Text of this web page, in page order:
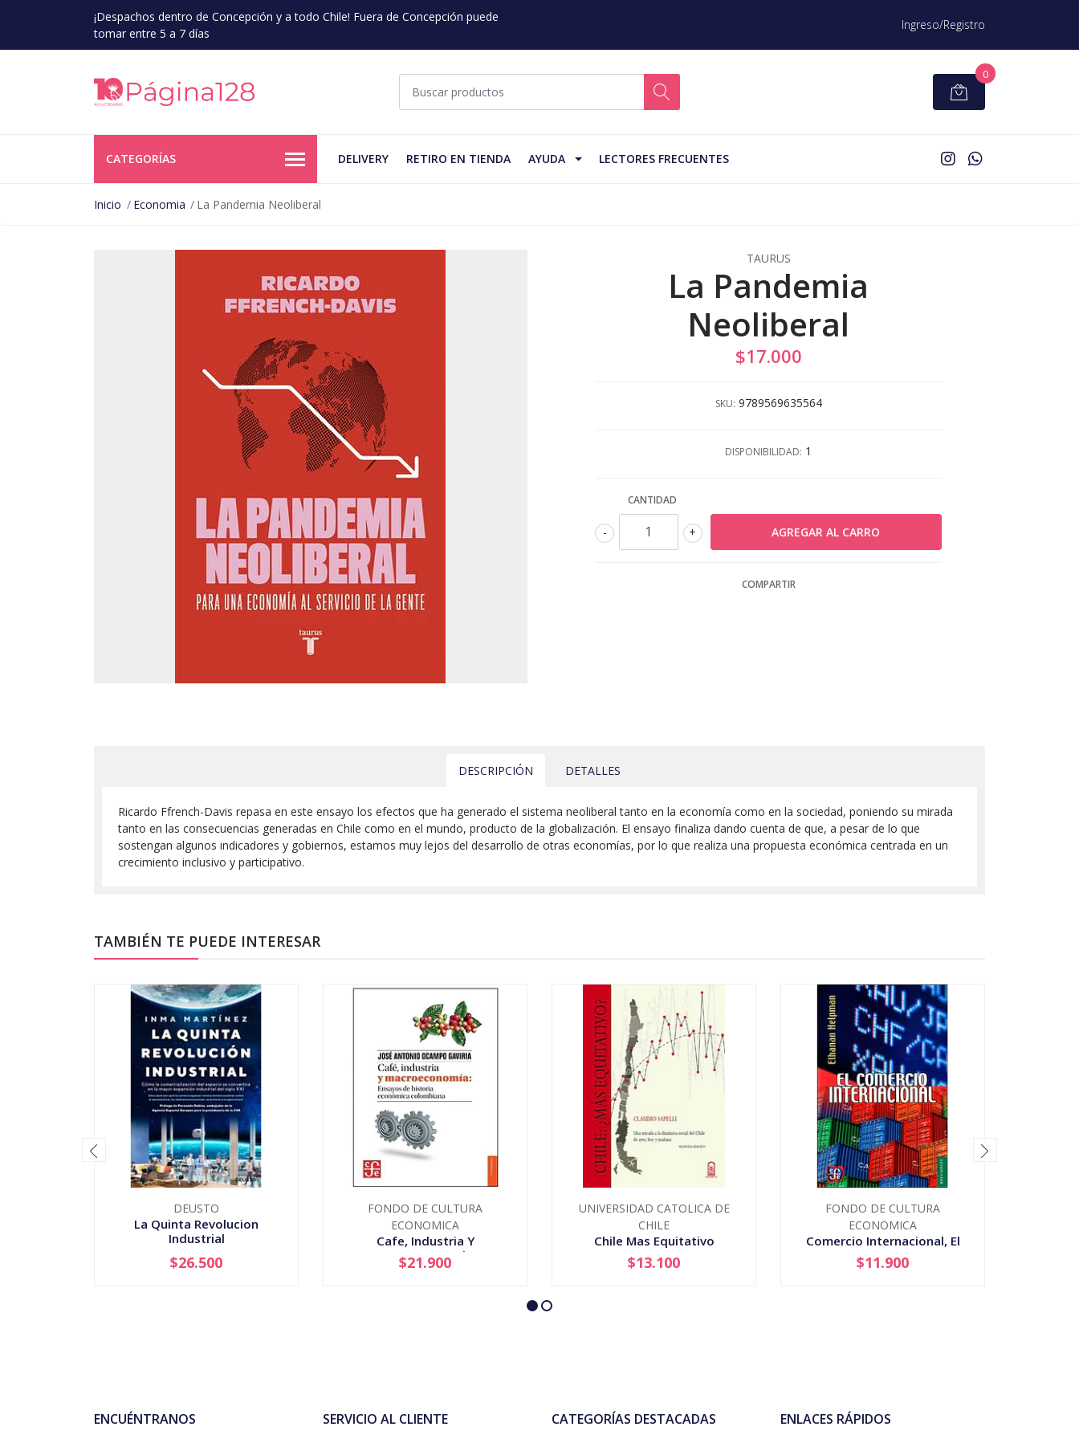
¡Despachos dentro de Concepción y a todo Chile! Fuera de Concepción puede
tomar entre 5 a 7 días
Ingreso/Registro
0
CATEGORÍAS DELIVERY RETIRO EN TIENDA AYUDA LECTORES FRECUENTES
Inicio Economia La Pandemia Neoliberal
TAURUS
La Pandemia
Neoliberal
$17.000
SKU: 9789569635564
DISPONIBILIDAD: 1
CANTIDAD
+
-
COMPARTIR
DESCRIPCIÓN DETALLES
Ricardo Ffrench-Davis repasa en este ensayo los efectos que ha generado el sistema neoliberal tanto en la economía como en la sociedad, poniendo su mirada
tanto en las consecuencias generadas en Chile como en el mundo, producto de la globalización. El ensayo finaliza dando cuenta de que, a pesar de lo que
sostengan algunos indicadores y gobiernos, estamos muy lejos del desarrollo de otras economías, por lo que realiza una propuesta económica centrada en un
crecimiento inclusivo y participativo.
TAMBIÉN TE PUEDE INTERESAR
DEUSTO
La Quinta Revolucion
Industrial
+
$26.500
FONDO DE CULTURA
ECONOMICA
Cafe, Industria Y
Macroeconomia
+
$21.900
UNIVERSIDAD CATOLICA DE
CHILE
Chile Mas Equitativo
+
$13.100
FONDO DE CULTURA
ECONOMICA
Comercio Internacional, El
+
$11.900
ENCUÉNTRANOS SERVICIO AL CLIENTE CATEGORÍAS DESTACADAS ENLACES RÁPIDOS